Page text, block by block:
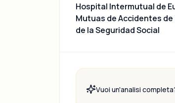
Hospital Intermutual de
Mutuas de Accidentes
de la Seguridad Social
Vuoi un'analisi